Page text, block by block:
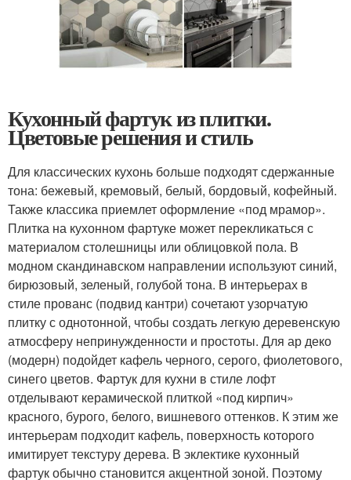
Кухонный фартук из плитки.
Цветовые решения и стиль
Для классических кухонь больше подходят сдержанные
тона: бежевый, кремовый, белый, бордовый, кофейный.
Также классика приемлет оформление «под мрамор».
Плитка на кухонном фартуке может перекликаться с
материалом столешницы или облицовкой пола. В
модном скандинавском направлении используют синий,
бирюзовый, зеленый, голубой тона. В интерьерах в
стиле прованс (подвид кантри) сочетают узорчатую
плитку с однотонной, чтобы создать легкую деревенскую
атмосферу непринужденности и простоты. Для ар деко
(модерн) подойдет кафель черного, серого, фиолетового,
синего цветов. Фартук для кухни в стиле лофт
отделывают керамической плиткой «под кирпич»
красного, бурого, белого, вишневого оттенков. К этим же
интерьерам подходит кафель, поверхность которого
имитирует текстуру дерева. В эклектике кухонный
фартук обычно становится акцентной зоной. Поэтому